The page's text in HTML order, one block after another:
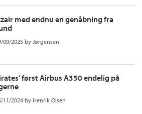
med endnu en genåbning fra
09/2025 by Jørgensen
først Airbus A350 endelig på
11/2024 by Henrik Olsen